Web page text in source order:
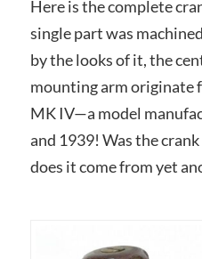
Here is the complete
single part was
by the looks of it, the
mounting arm originate
MK IV—a model
and 1939! Was the
does it come from yet